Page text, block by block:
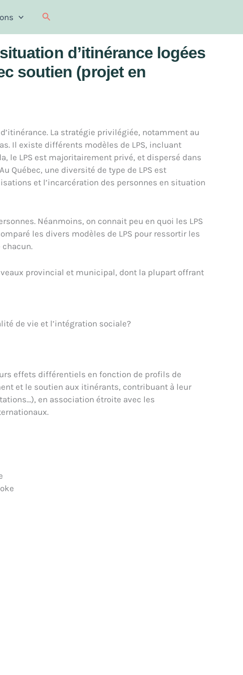
Recherche
d’itinérance logées
soutien (projet en
La stratégie privilégiée, notamment au
Il existe différents modèles de LPS, incluant
le LPS est majoritairement privé, et dispersé dans
Québec, une diversité de type de LPS est
et l’incarcération des personnes en situation
Néanmoins, on connait peu en quoi les LPS
les divers modèles de LPS pour ressortir les
provincial et municipal, dont la plupart offrant
de vie et l’intégration sociale?
effets différentiels en fonction de profils de
et le soutien aux itinérants, contribuant à leur
en association étroite avec les